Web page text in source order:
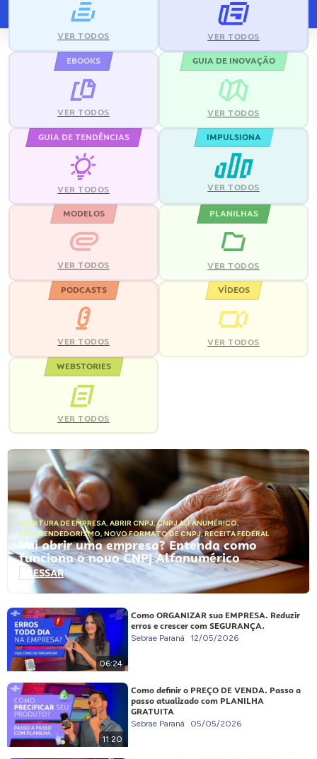
VER TODOS VER TODOS
EBOOKS
VER TODOS
GUIA DE INOVAÇÃO
VER TODOS
GUIA DE TENDÊNCIAS
VER TODOS
IMPULSIONA
VER TODOS
MODELOS
VER TODOS
PLANILHAS
VER TODOS
PODCASTS
VER TODOS
VÍDEOS
VER TODOS
WEBSTORIES
VER TODOS
ABERTURA DE EMPRESA, ABRIR CNPJ,CNPJ ALFANUMÉRICO,
EMPREENDEDORISMO, NOVO FORMATO DE CNPJ,RECEITA FEDERAL
Vai abrir uma empresa? Entenda como
funciona o novo CNPJ Alfanumérico
ACESSAR
06:24
Como ORGANIZAR sua EMPRESA. Reduzir
erros e crescer com SEGURANÇA.
Sebrae Paraná 12/05/2026
11:20
Como definir o PREÇO DE VENDA. Passo a
passo atualizado com PLANILHA
GRATUITA
Sebrae Paraná 05/05/2026